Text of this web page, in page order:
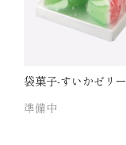
袋菓子-すいかゼリー
準備中